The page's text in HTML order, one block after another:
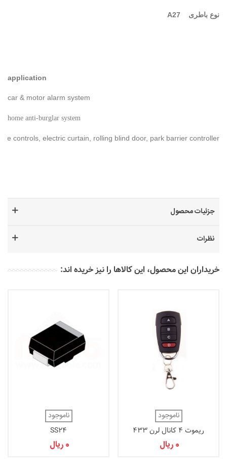
نوع باطری A27
application
car & motor alarm system
home anti-burglar system
controls, electric curtain, rolling blind door, park barrier controller.
جزئیات محصول
نظرات
خریداران این محصول، این کالاها را نیز خریده اند:
ناموجود
ریموت 4 کانال لرن 433
0 ریال
ناموجود
SS24
0 ریال